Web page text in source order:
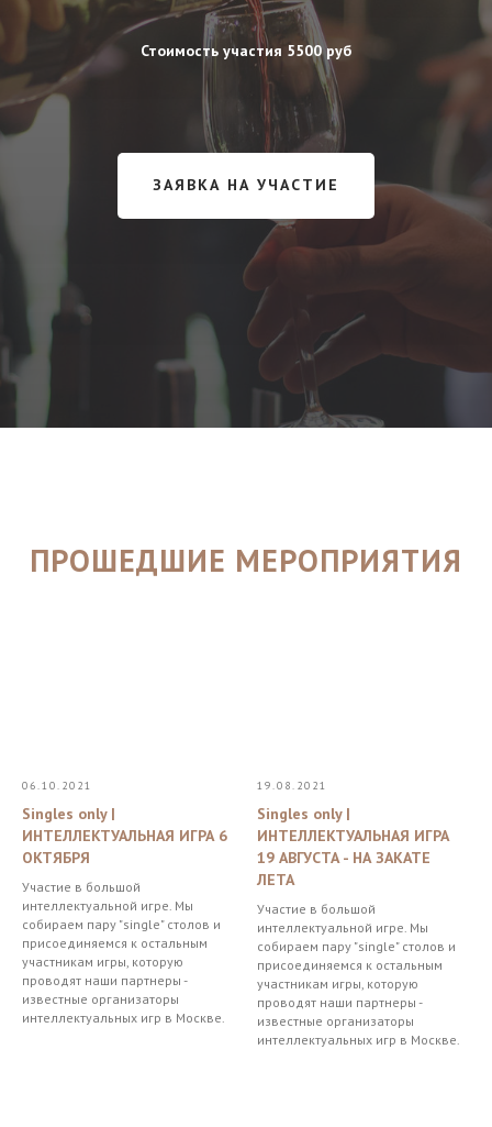
Стоимость участия 5500 руб
ЗАЯВКА НА УЧАСТИЕ
ПРОШЕДШИЕ МЕРОПРИЯТИЯ
06.10.2021
Singles only |
ИНТЕЛЛЕКТУАЛЬНАЯ ИГРА 6
ОКТЯБРЯ
Участие в большой
интеллектуальной игре. Мы
собираем пару "single" столов и
присоединяемся к остальным
участникам игры, которую
проводят наши партнеры -
известные организаторы
интеллектуальных игр в Москве.
19.08.2021
Singles only |
ИНТЕЛЛЕКТУАЛЬНАЯ ИГРА
19 АВГУСТА - НА ЗАКАТЕ
ЛЕТА
Участие в большой
интеллектуальной игре. Мы
собираем пару "single" столов и
присоединяемся к остальным
участникам игры, которую
проводят наши партнеры -
известные организаторы
интеллектуальных игр в Москве.